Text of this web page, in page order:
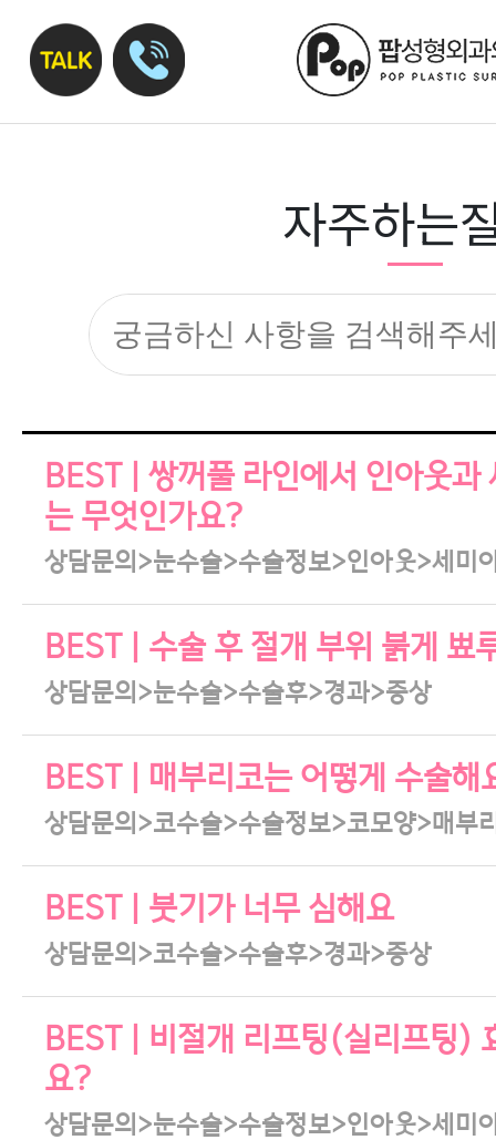
자주하는
BEST | 쌍꺼풀 라인에서 인아웃과
는 무엇인가요?
상담문의>눈수술>수술정보>인아웃>세미
BEST | 수술 후 절개 부위 붉게 뾰
상담문의>눈수술>수술후>경과>증상
BEST | 매부리코는 어떻게 수술해
상담문의>코수술>수술정보>코모양>매부
BEST | 붓기가 너무 심해요
상담문의>코수술>수술후>경과>증상
BEST | 비절개 리프팅(실리프팅)
요?
상담문의>눈수술>수술정보>인아웃>세미